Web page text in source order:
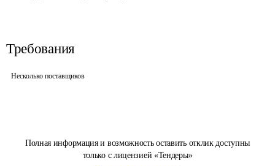
Полная информация и возможность оставить отклик доступны
только с лицензией «Тендеры»
Требования
Несколько поставщиков